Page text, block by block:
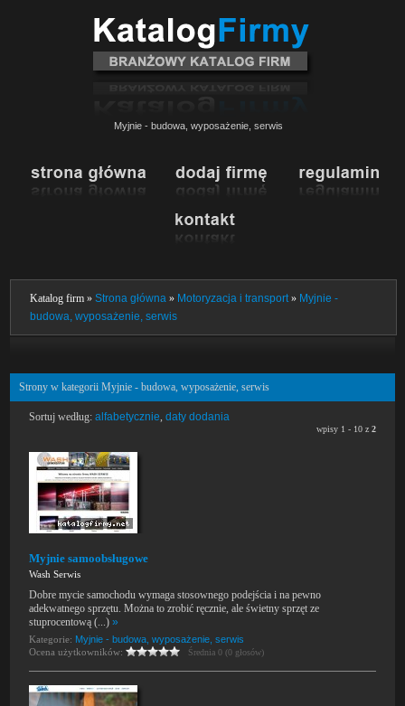
Myjnie - budowa, wyposażenie, serwis
Katalog firm »Strona główna » Motoryzacja i transport» Myjnie -
budowa, wyposażenie, serwis
Strony w kategorii Myjnie - budowa, wyposażenie, serwis
Sortuj według:alfabetycznie,daty dodania
wpisy 1 - 10 z 2
Myjnie samoobsługowe
Wash Serwis
Dobre mycie samochodu wymaga stosownego podejścia i na pewno
adekwatnego sprzętu. Można to zrobić ręcznie, ale świetny sprzęt ze
stuprocentową (...)»
Kategorie: Myjnie - budowa, wyposażenie, serwis
Ocena użytkowników:
Średnia 0 (0 głosów)